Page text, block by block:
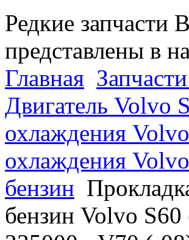
Редкие запчасти
представлены в
Главная
Двигатель Volvo
охлаждения
охлаждения
бензин
бензин Volvo